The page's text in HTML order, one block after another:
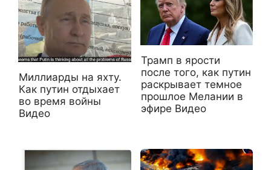
Миллиарды на яхту.
Как путин отдыхает
во время войны
Видео
Трамп в ярости
после того, как путин
раскрывает темное
прошлое Мелании в
эфире Видео